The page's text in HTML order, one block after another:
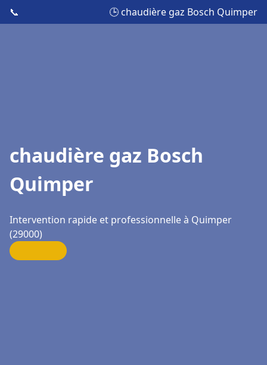
📞 🕒 chaudière gaz Bosch Quimper
chaudière gaz Bosch
Quimper
Intervention rapide et professionnelle à Quimper
(29000)